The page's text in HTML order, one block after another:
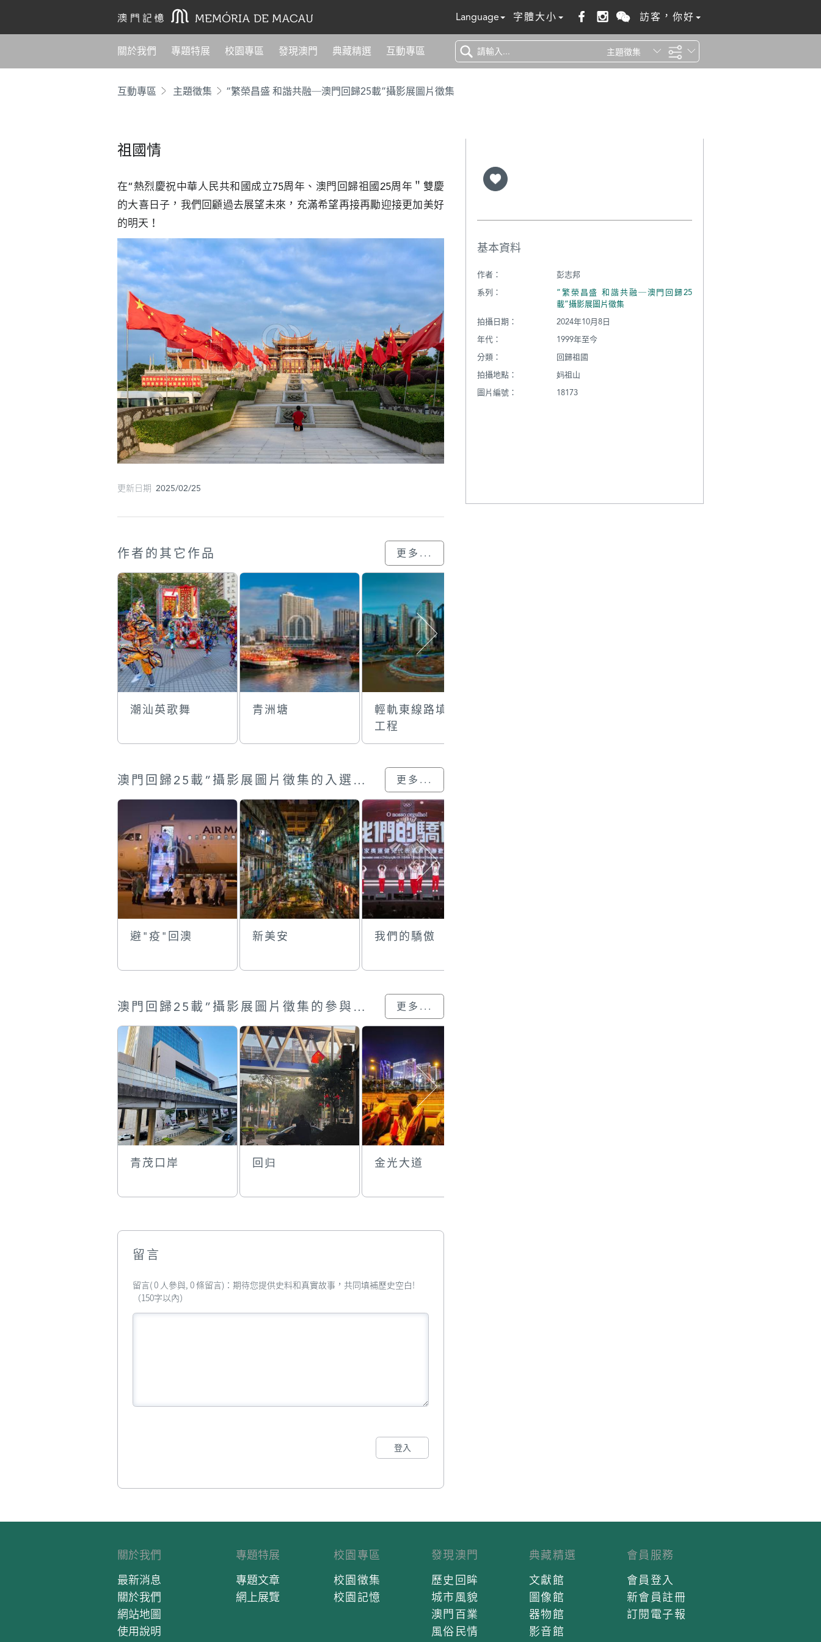
Language 字體大小 訪客，你好
關於我們 專題特展 校園專區 發現澳門 典藏精選 互動專區 主題徵集
互動專區 主題徵集 “繁榮昌盛 和諧共融─澳門回歸25載”攝影展圖片徵集
祖國情
在“熱烈慶祝中華人民共和國成立75周年、澳門回歸祖國25周年＂雙慶
的大喜日子，我們回顧過去展望未來，充滿希望再接再勵迎接更加美好
的明天！
更新日期 2025/02/25
作者的其它作品 更多...
潮汕英歌舞 青洲塘
輕軌東線路填海
工程
澳門回歸25載”攝影展圖片徵集的入選作品 更多...
避"疫"回澳 新美安 我們的驕傲
澳門回歸25載”攝影展圖片徵集的參與作品 更多...
青茂口岸 回归 金光大道
留言
留言( 0 人參與, 0 條留言)：期待您提供史料和真實故事，共同填補歷史空白!
（150字以內）
登入
基本資料
作者：
彭志邦
系列：
“繁榮昌盛 和諧共融─澳門回歸25
載”攝影展圖片徵集
拍攝日期：
2024年10月8日
年代：
1999年至今
分類：
回歸祖國
拍攝地點：
妈祖山
圖片編號：
18173
關於我們
最新消息
關於我們
網站地圖
使用說明
專題特展
專題文章
網上展覽
校園專區
校園徵集
校園記憶
發現澳門
歷史回眸
城市風貌
澳門百業
風俗民情
典藏精選
文獻館
圖像館
器物館
影音館
會員服務
會員登入
新會員註冊
訂閱電子報